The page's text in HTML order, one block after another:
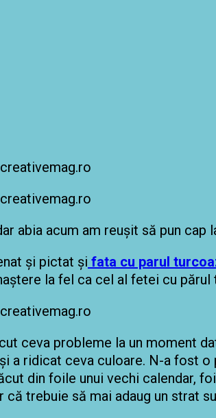
abia acum am reușit să pun
și pictat și fata cu parul
la fel ca cel al fetei cu
ceva probleme la un moment
a ridicat ceva culoare. N-a fost
din foile unui vechi calendar,
trebuie să mai adaug un strat